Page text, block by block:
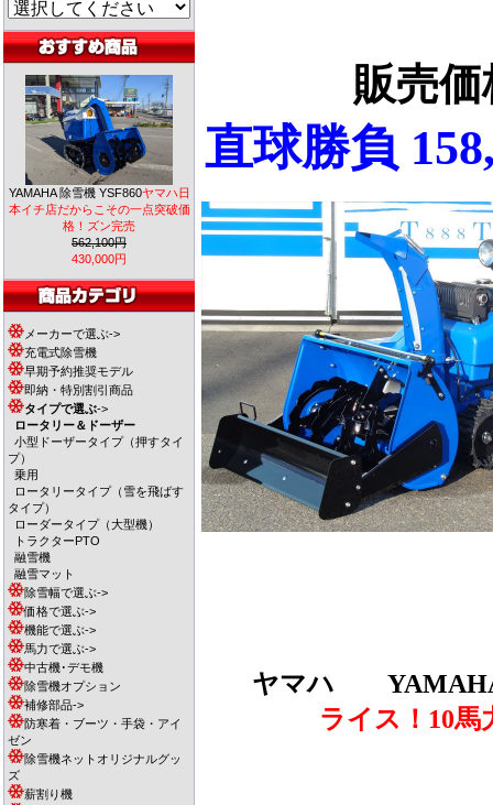
YAMAHA 除雪機 YSF860ヤマハ日
本イチ店だからこその一点突破価
格！ズン完売
562,100円
430,000円
メーカーで選ぶ->
充電式除雪機
早期予約推奨モデル
即納・特別割引商品
タイプで選ぶ->
ロータリー＆ドーザー
小型ドーザータイプ（押すタイ
プ）
乗用
ロータリータイプ（雪を飛ばす
タイプ）
ローダータイプ（大型機）
トラクターPTO
融雪機
融雪マット
除雪幅で選ぶ->
価格で選ぶ->
機能で選ぶ->
馬力で選ぶ->
中古機･デモ機
除雪機オプション
補修部品->
防寒着・ブーツ・手袋・アイ
ゼン
除雪機ネットオリジナルグッ
ズ
薪割り機
販売
直球勝負
ヤマハ
ライス！10